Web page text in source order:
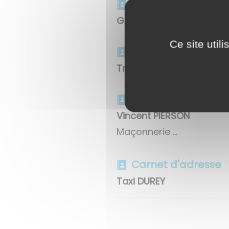
Carnet d'adresse
GAEC des Presles
Carnet d'adresse
Transport CHAPUIS
Vincent PIERSON
Maçonnerie ...
Carnet d'adresse
Taxi DUREY
Ce site